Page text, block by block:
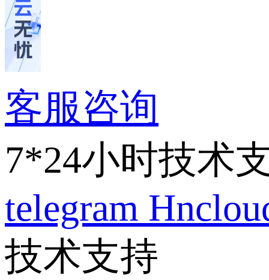
客服咨询
7*24小时技术
telegram
技术支持